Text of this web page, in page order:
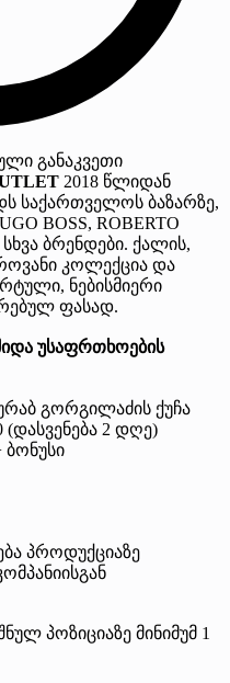
განაკვეთი
2018 წლიდან
საქართველოს ბაზარზე,
BOSS, ROBERTO
ბრენდები. ქალის,
კოლექცია და
ნებისმიერი
ფასად.
უსაფრთხოების
გორგილაძის ქუჩა
(დასვენება 2 დღე)
ბონუსი
პროდუქციაზე
პოზიციაზე მინიმუმ 1